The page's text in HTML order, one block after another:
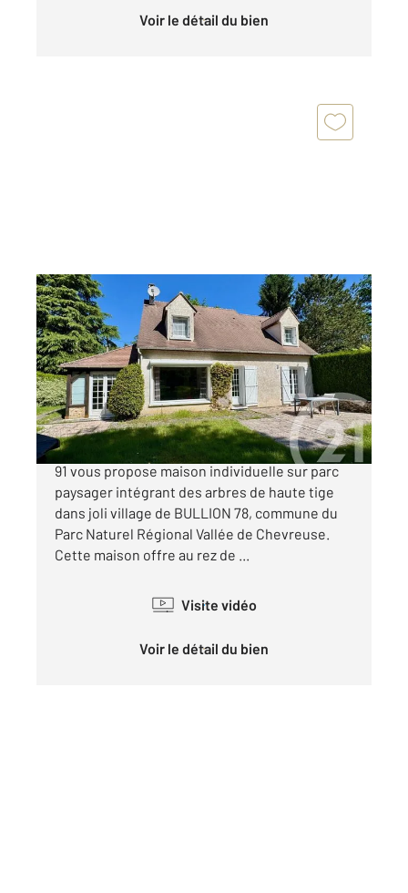
Voir le détail du bien
BULLION 78
170 m2, 7 pièces
Ref : 17739
Maison à vendre
549 000 €
Century21 LD Immobilier Agence de LIMOURS
91 vous propose maison individuelle sur parc
paysager intégrant des arbres de haute tige
dans joli village de BULLION 78, commune du
Parc Naturel Régional Vallée de Chevreuse.
Cette maison offre au rez de ...
Visite vidéo
Voir le détail du bien